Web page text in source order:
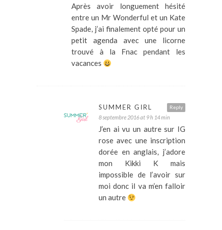
Après avoir longuement hésité
entre un Mr Wonderful et un Kate
Spade, j’ai finalement opté pour un
petit agenda avec une licorne
trouvé à la Fnac pendant les
vacances
Reply
SUMMER GIRL
8 septembre 2016 at 9 h 14 min
J’en ai vu un autre sur IG
rose avec une inscription
dorée en anglais, j’adore
mon Kikki K mais
impossible de l’avoir sur
moi donc il va m’en falloir
un autre